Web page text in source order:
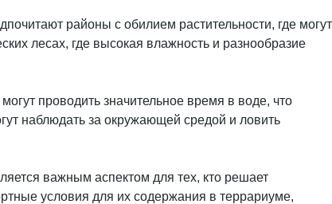
районы с обилием растительности, где могут
лесах, где высокая влажность и разнообразие
проводить значительное время в воде, что
наблюдать за окружающей средой и ловить
важным аспектом для тех, кто решает
условия для их содержания в террариуме,